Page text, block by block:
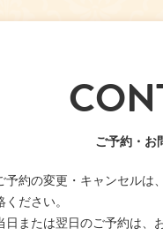
ご予約・お
予約の変更・キャンセルは
ください。
日または翌日のご予約は、